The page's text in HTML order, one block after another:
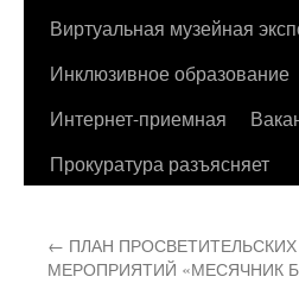
содержимому
Виртуальная музейная
Инклюзивное образование
Интернет-приемная
Прокуратура разъясняет
← ПЛАН ПРОСВЕТИТЕЛЬСКИХ
МЕРОПРИЯТИЙ «МЕСЯЧНИК